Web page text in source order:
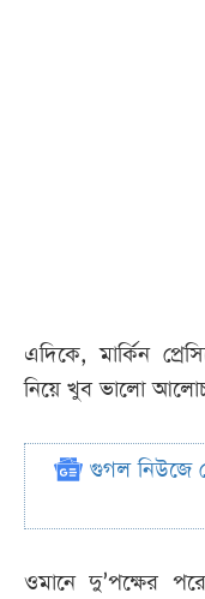
এদিকে, মার্কিন
নিয়ে খুব ভালো
গুগল নিউজে
ওমানে দু’পক্ষের